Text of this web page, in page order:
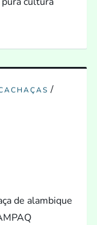
/
de alambique